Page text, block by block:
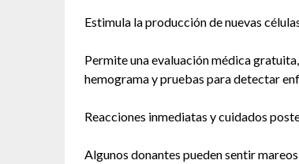
Estimula la producción de nuevas
Permite una evaluación médica
hemograma y pruebas para detectar
Reacciones inmediatas y cuidados
Algunos donantes pueden sentir